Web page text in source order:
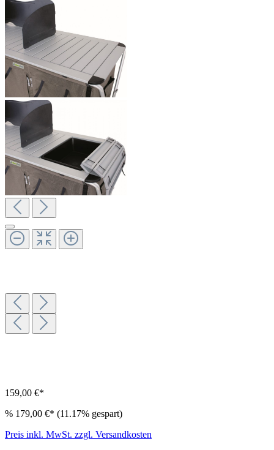
159,00 €*
% 179,00 €* (11.17% gespart)
Preis inkl. MwSt. zzgl. Versandkosten